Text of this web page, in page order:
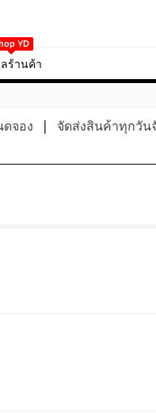
YD
ร้านค้า
ดจอง
จัดส่งสินค้าทุกวัน